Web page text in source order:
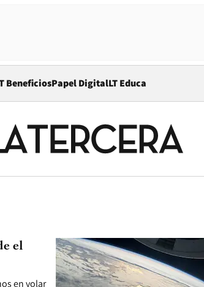
BeneficiosPapel DigitalOpens in new window
LT Educa
en volar
el